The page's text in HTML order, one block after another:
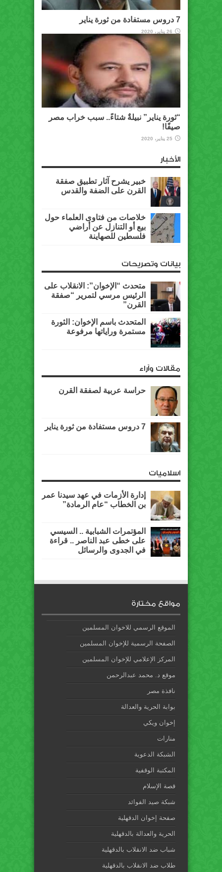
7 دروس مستفادة من ثورة يناير
26 يناير، 2020
“ثورة يناير” نبيلةٌ شتاءً.. سبب خراب مصر
صيفًا!
25 يناير، 2020
الأخبار
خبير يشرح آثار تطبيق صفقة
القرن على الضفة والقدس
خلاصات من فتاوى العلماء حول
بيع أو التنازل عن أراضي
فلسطين للصهاينة
بيانات وتصريحات
متحدث “الإخوان”: الانقلاب على
الرئيس مرسي لتمرير “صفقة
القرن”
المتحدث باسم الإخوان: الثورة
مستمرة وراياتها مرفوعة
مقالات وآراء
حراسة عربية لصفقة القرن
7 دروس مستفادة من ثورة يناير
اسلاميات
إدارة الأزمات في عهد سيدنا عمر
بن الخطاب “عام الرمادة”
المؤتمرات الشبابية .. السيسي
على خطى عبد الناصر .. قراءة
في الجدوى والرسائل
مواقع مختارة
الموقع الرسمي للاخوان المسلمين
الصفحة الرسمية للإخوان المسلمين
المركز الإعلامي للإخوان المسلمين
موقع د. محمد عبدالرحمن
نافذة مصر
بوابة الحرية والعدالة
إخوان ويكي
منارات
الشبكة الدعوية
المكتبة الوقفية
قصة الإسلام
شبكة صيد الفوائد
صفحة إخوان الدقهلية
الحرية والعدالة بالدقهلية
شباب ضد الانقلاب بالدقهلية
طلاب ضد الانقلاب بالدقهلية